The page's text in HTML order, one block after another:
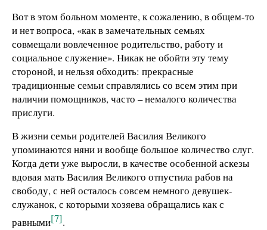
Вот в этом больном моменте, к сожалению, в общем-то
и нет вопроса, «как в замечательных семьях
совмещали вовлеченное родительство, работу и
социальное служение». Никак не обойти эту тему
стороной, и нельзя обходить: прекрасные
традиционные семьи справлялись со всем этим при
наличии помощников, часто – немалого количества
прислуги.
В жизни семьи родителей Василия Великого
упоминаются няни и вообще большое количество слуг.
Когда дети уже выросли, в качестве особенной аскезы
вдовая мать Василия Великого отпустила рабов на
свободу, с ней осталось совсем немного девушек-
служанок, с которыми хозяева обращались как с
равными[7].